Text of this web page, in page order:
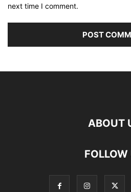
next time I comment.
ABOUT
FOLLOW